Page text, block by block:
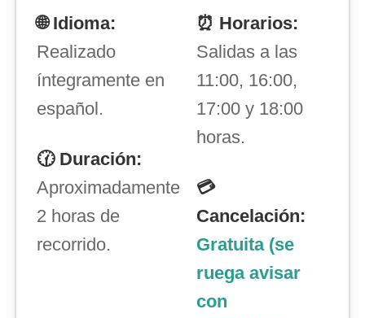
🌐 Idioma:
Realizado
íntegramente en
español.
🕜 Duración:
Aproximadamente
2 horas de
recorrido.
⏰ Horarios:
Salidas a las
11:00, 16:00,
17:00 y 18:00
horas.
💳
Cancelación:
Gratuita (se
ruega avisar
con